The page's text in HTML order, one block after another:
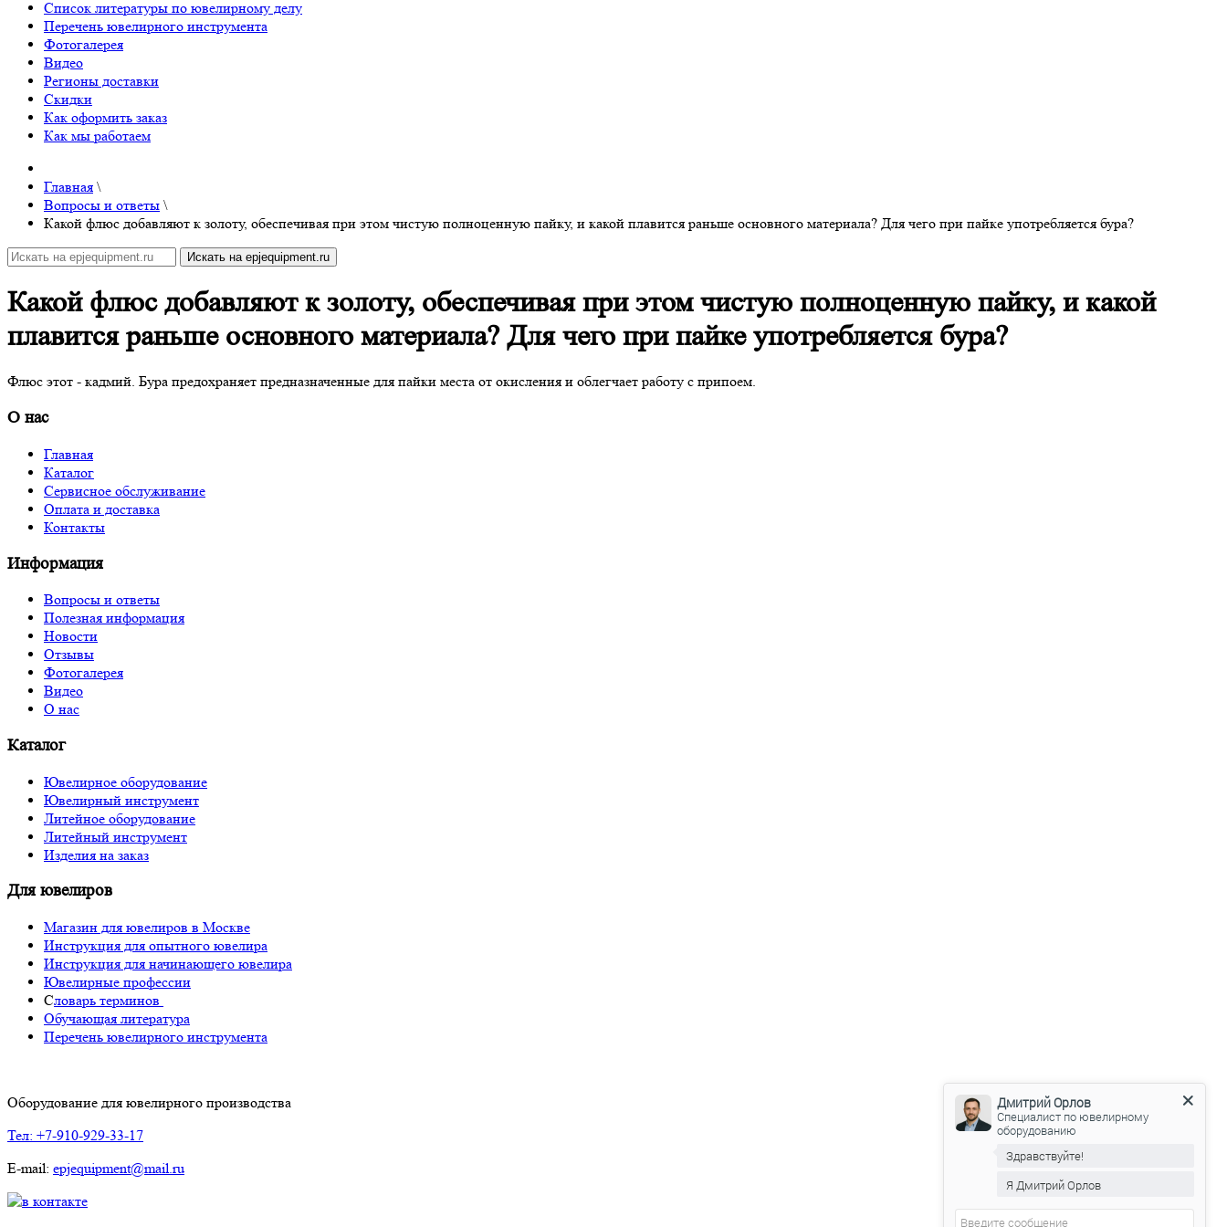
Список литературы по ювелирному делу
Перечень ювелирного инструмента
Фотогалерея
Видео
Регионы доставки
Скидки
Как оформить заказ
Как мы работаем
Главная \
Вопросы и ответы \
Какой флюс добавляют к золоту, обеспечивая при этом чистую полноценную пайку, и какой плавится раньше основного материала? Для чего при пайке употребляется бура?
Какой флюс добавляют к золоту, обеспечивая при этом чистую полноценную пайку, и какой
плавится раньше основного материала? Для чего при пайке употребляется бура?
Флюс этот - кадмий. Бура предохраняет предназначенные для пайки места от окисления и облегчает работу с припоем.
О нас
Главная
Каталог
Сервисное обслуживание
Оплата и доставка
Контакты
Информация
Вопросы и ответы
Полезная информация
Новости
Отзывы
Фотогалерея
Видео
О нас
Каталог
Ювелирное оборудование
Ювелирный инструмент
Литейное оборудование
Литейный инструмент
Изделия на заказ
Для ювелиров
Магазин для ювелиров в Москве
Инструкция для опытного ювелира
Инструкция для начинающего ювелира
Ювелирные профессии
Словарь терминов
Обучающая литература
Перечень ювелирного инструмента
Оборудование для ювелирного производства
Тел: +7-910-929-33-17
E-mail: epjequipment@mail.ru
Дмитрий Орлов
Специалист по ювелирному
оборудованию
Здравствуйте!
Я Дмитрий Орлов